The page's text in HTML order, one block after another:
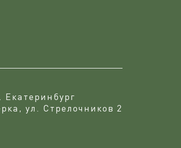
Екатеринбург
ул. Стрелочников 2